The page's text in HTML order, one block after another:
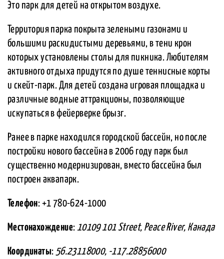
Это парк для детей на открытом воздухе.
Территория парка покрыта зелеными газонами и
большими раскидистыми деревьями, в тени крон
которых установлены столы для пикника. Любителям
активного отдыха придутся по душе теннисные корты
и скейт-парк. Для детей создана игровая площадка и
различные водные аттракционы, позволяющие
искупаться в фейерверке брызг.
Ранее в парке находился городской бассейн, но после
постройки нового бассейна в 2006 году парк был
существенно модернизирован, вместо бассейна был
построен аквапарк.
Телефон: +1 780-624-1000
Местонахождение: 10109 101 Street, Peace River, Канада
Координаты: 56.23118000, -117.28856000